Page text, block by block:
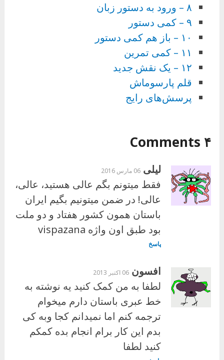
۸ – ورود به دستور زبان
۹ – کمی دستور
۱۰ – باز هم کمی دستور
۱۱ – کمی تمرین
۱۲ – یک نقش جدید
قلم پارسوماش
پرسش‌های رایج
۴ Comments
لیلی 06 مارس 2016
فقط میتونم بگم عالی هستید، عالی،
عالی! در ضمن میتونیم بگیم ایران
باستان همون کشور هفتاد و دو ملت
بود طبق اون واژه vispazana
پاسخ
افسون 06 اکتبر 2013
لطفا به من کمک کنید یه نوشته به
خط عبری باستان دارم میخوام
ترجمه کنم اما نمیدانم کجا وبه کی
بدم این کار برام انجام بده کمکم
کنید لطفا